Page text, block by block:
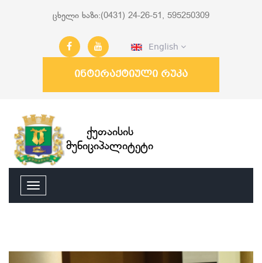
ცხელი ხაზი:(0431) 24-26-51, 595250309
English
ინტერაქტიული რუკა
ქუთაისის
მუნიციპალიტეტი